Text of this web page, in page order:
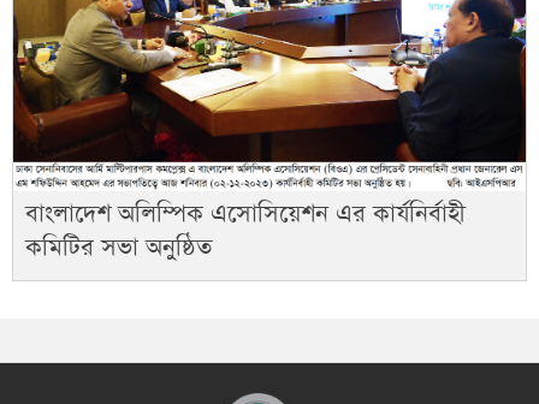
বাংলাদেশ অলিম্পিক এসোসিয়েশন এর কার্যনির্বাহী
কমিটির সভা অনুষ্ঠিত